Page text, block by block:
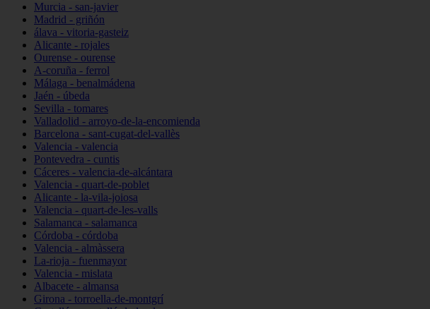
Murcia - san-javier
Madrid - griñón
álava - vitoria-gasteiz
Alicante - rojales
Ourense - ourense
A-coruña - ferrol
Málaga - benalmádena
Jaén - úbeda
Sevilla - tomares
Valladolid - arroyo-de-la-encomienda
Barcelona - sant-cugat-del-vallès
Valencia - valencia
Pontevedra - cuntis
Cáceres - valencia-de-alcántara
Valencia - quart-de-poblet
Alicante - la-vila-joiosa
Valencia - quart-de-les-valls
Salamanca - salamanca
Córdoba - córdoba
Valencia - almàssera
La-rioja - fuenmayor
Valencia - mislata
Albacete - almansa
Girona - torroella-de-montgrí